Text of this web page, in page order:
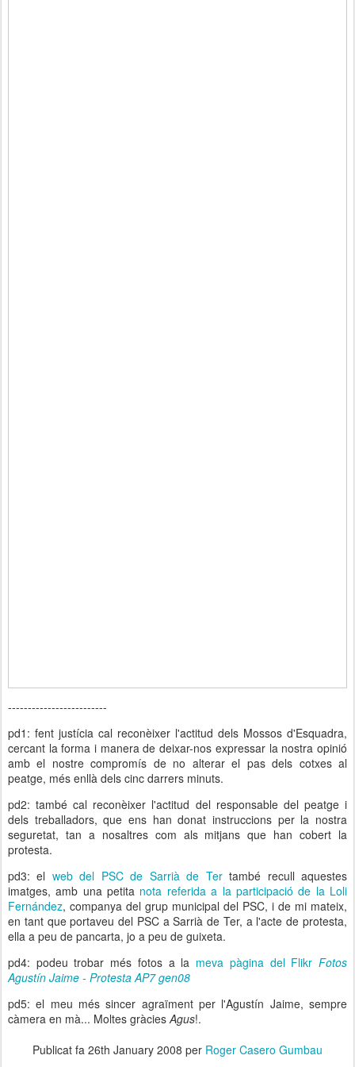
-------------------------
pd1: fent justícia cal reconèixer l'actitud dels Mossos d'Esquadra,
cercant la forma i manera de deixar-nos expressar la nostra opinió
amb el nostre compromís de no alterar el pas dels cotxes al
peatge, més enllà dels cinc darrers minuts.
pd2: també cal reconèixer l'actitud del responsable del peatge i
dels treballadors, que ens han donat instruccions per la nostra
seguretat, tan a nosaltres com als mitjans que han cobert la
protesta.
pd3: el web del PSC de Sarrià de Tertambé recull aquestes
imatges, amb una petita nota referida a la participació de la Loli
Fernández, companya del grup municipal del PSC, i de mi mateix,
en tant que portaveu del PSC a Sarrià de Ter, a l'acte de protesta,
ella a peu de pancarta, jo a peu de guixeta.
pd4: podeu trobar més fotos a la meva pàgina del Flikr Fotos
Agustín Jaime - Protesta AP7 gen08
pd5: el meu més sincer agraïment per l'Agustín Jaime, sempre
càmera en mà... Moltes gràciesAgus!.
Publicat fa 26th January 2008 per Roger Casero Gumbau